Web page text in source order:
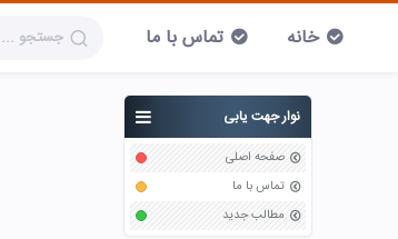
خانه تماس با ما
نوار جهت یابی
صفحه اصلی
تماس با ما
مطالب جدید